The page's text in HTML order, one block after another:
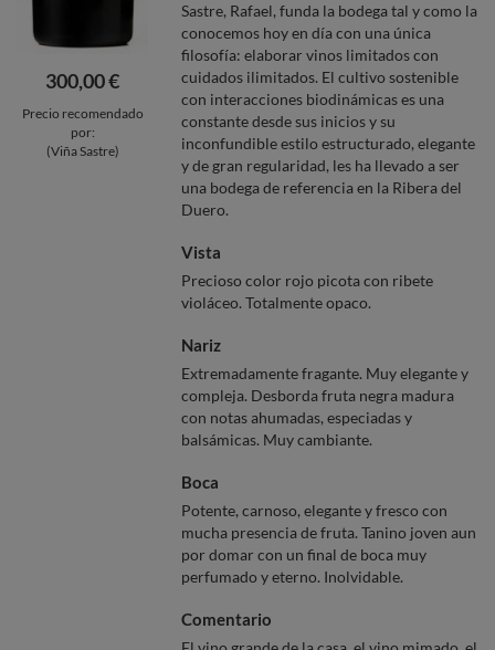
300,00 €
Precio recomendado
por:
(Viña Sastre)
Sastre, Rafael, funda la bodega tal y como la
conocemos hoy en día con una única
filosofía: elaborar vinos limitados con
cuidados ilimitados. El cultivo sostenible
con interacciones biodinámicas es una
constante desde sus inicios y su
inconfundible estilo estructurado, elegante
y de gran regularidad, les ha llevado a ser
una bodega de referencia en la Ribera del
Duero.
Vista
Precioso color rojo picota con ribete
violáceo. Totalmente opaco.
Nariz
Extremadamente fragante. Muy elegante y
compleja. Desborda fruta negra madura
con notas ahumadas, especiadas y
balsámicas. Muy cambiante.
Boca
Potente, carnoso, elegante y fresco con
mucha presencia de fruta. Tanino joven aun
por domar con un final de boca muy
perfumado y eterno. Inolvidable.
Comentario